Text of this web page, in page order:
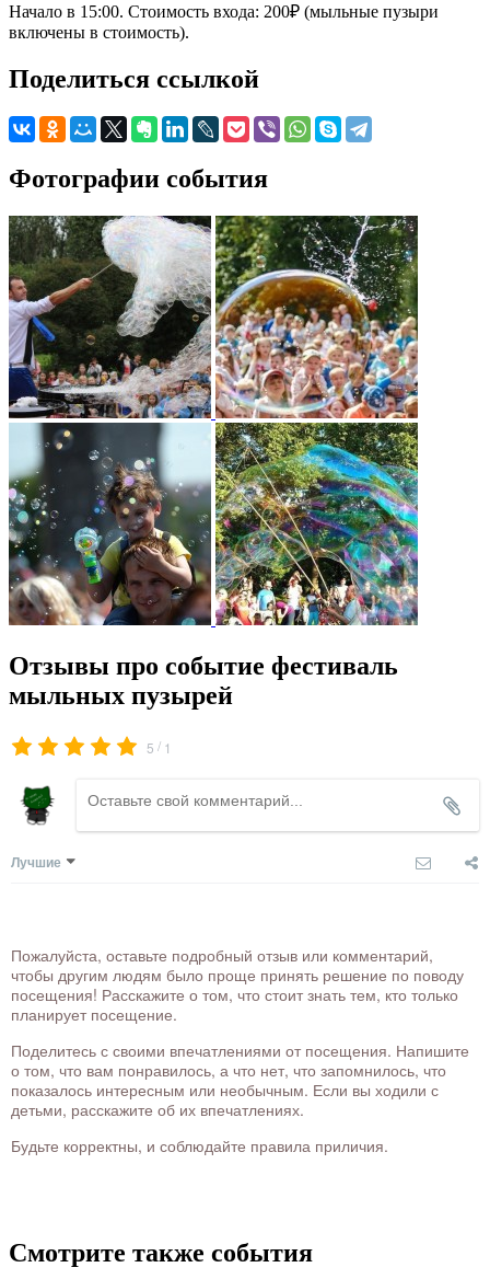
Начало в 15:00. Стоимость входа: 200₽ (мыльные пузыри
включены в стоимость).
Поделиться ссылкой
Фотографии события
Отзывы про событие фестиваль
мыльных пузырей
5 / 1
Лучшие
Пожалуйста, оставьте подробный отзыв или комментарий,
чтобы другим людям было проще принять решение по поводу
посещения! Расскажите о том, что стоит знать тем, кто только
планирует посещение.
Поделитесь с своими впечатлениями от посещения. Напишите
о том, что вам понравилось, а что нет, что запомнилось, что
показалось интересным или необычным. Если вы ходили с
детьми, расскажите об их впечатлениях.
Будьте корректны, и соблюдайте правила приличия.
Смотрите также события